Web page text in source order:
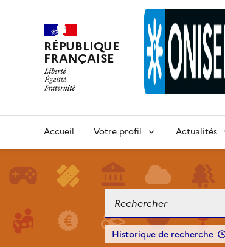
RÉPUBLIQUE
FRANÇAISE
Accueil Votre profil Actualités
Historique de recherche